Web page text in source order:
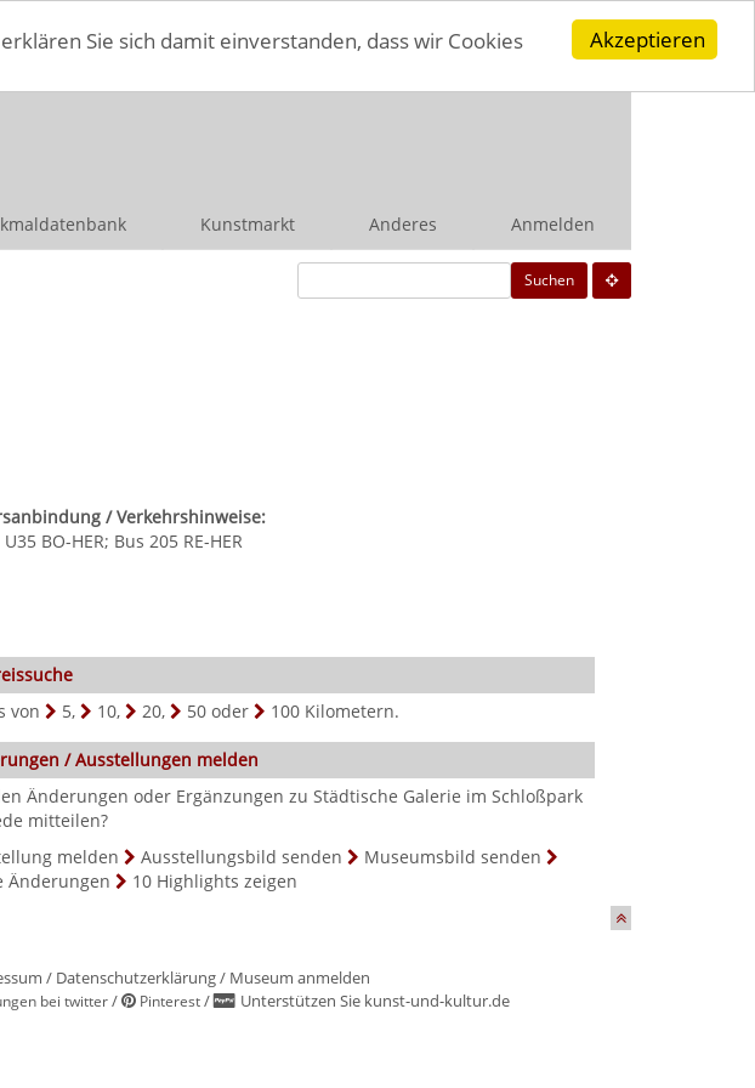
Akzeptieren
Sie sich damit einverstanden, dass wir Cookies
Kunstmarkt Anderes Anmelden
Suchen
/ Verkehrshinweise:
BO-HER; Bus 205 RE-HER
von
5, 10, 20, 50 oder 100 Kilometern.
/ Ausstellungen melden
Änderungen oder Ergänzungen zu Städtische Galerie im Schloßpark
mitteilen?
melden
Ausstellungsbild senden
Museumsbild senden
Änderungen
10 Highlights zeigen
/ Datenschutzerklärung/ Museum anmelden
bei twitter/ Pinterest/ Unterstützen Sie kunst-und-kultur.de